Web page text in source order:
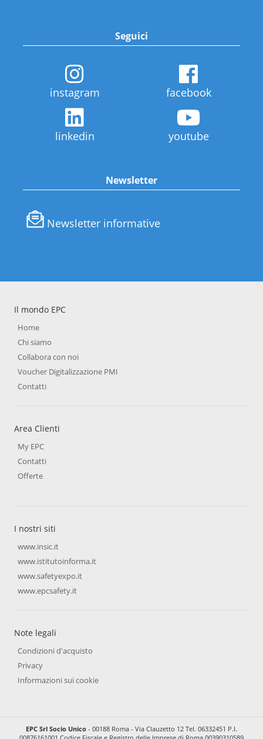
Seguici
instagram facebook
linkedin youtube
Newsletter
Newsletter informative
Il mondo EPC
Home
Chi siamo
Collabora con noi
Voucher Digitalizzazione PMI
Contatti
Area Clienti
My EPC
Contatti
Offerte
I nostri siti
www.insic.it
www.istitutoinforma.it
www.safetyexpo.it
www.epcsafety.it
Note legali
Condizioni d'acquisto
Privacy
Informazioni sui cookie
EPC Srl Socio Unico - 00188 Roma - Via Clauzetto 12 Tel. 06332451 P.I.